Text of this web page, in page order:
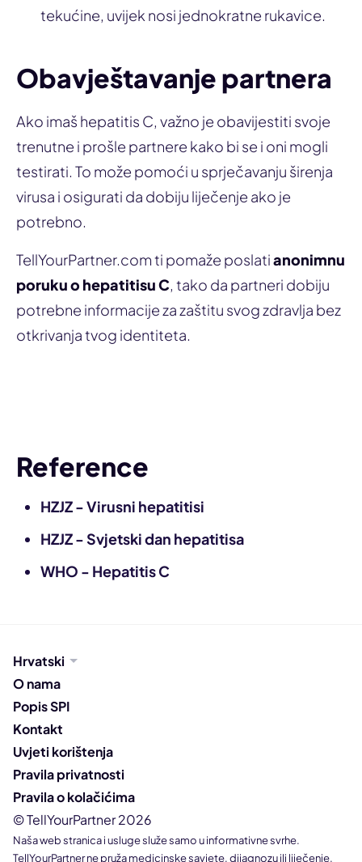
tekućine, uvijek nosi jednokratne rukavice.
Obavještavanje partnera
Ako imaš hepatitis C, važno je obavijestiti svoje
trenutne i prošle partnere kako bi se i oni mogli
testirati. To može pomoći u sprječavanju širenja
virusa i osigurati da dobiju liječenje ako je
potrebno.
TellYourPartner.com ti pomaže poslatianonimnu
poruku o hepatitisu C, tako da partneri dobiju
potrebne informacije za zaštitu svog zdravlja bez
otkrivanja tvog identiteta.
Reference
HZJZ - Virusni hepatitisi
HZJZ - Svjetski dan hepatitisa
WHO - Hepatitis C
Hrvatski
O nama
Popis SPI
Kontakt
Uvjeti korištenja
Pravila privatnosti
Pravila o kolačićima
© TellYourPartner 2026
Naša web stranica i usluge služe samo u informativne svrhe.
TellYourPartner ne pruža medicinske savjete, dijagnozu ili liječenje.